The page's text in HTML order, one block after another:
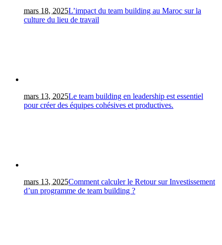
mars 18, 2025L’impact du team building au Maroc sur la
culture du lieu de travail
mars 13, 2025Le team building en leadership est essentiel
pour créer des équipes cohésives et productives.
mars 13, 2025Comment calculer le Retour sur Investissement
d’un programme de team building ?